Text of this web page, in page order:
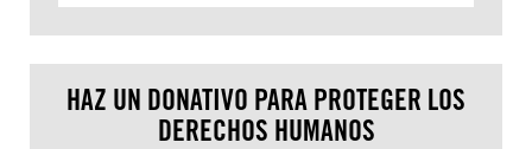
HAZ UN DONATIVO PARA PROTEGER LOS
DERECHOS HUMANOS